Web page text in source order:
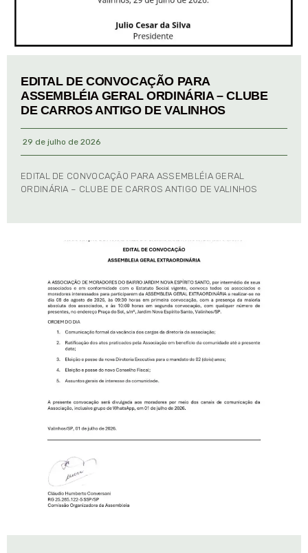
EDITAL DE CONVOCAÇÃO PARA
ASSEMBLÉIA GERAL ORDINÁRIA – CLUBE
DE CARROS ANTIGO DE VALINHOS
29 de julho de 2026
EDITAL DE CONVOCAÇÃO PARA ASSEMBLÉIA GERAL
ORDINÁRIA – CLUBE DE CARROS ANTIGO DE VALINHOS